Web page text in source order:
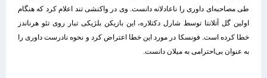
طی مصاحبه‌ای داوری را ناعادلانه دانست. وی در واکنشی تند اعلام کرد که هنگام
اولین گل آتلانتا توسط شارل د‌کتلاره، این بازیکن بلژیکی تبار روی تئو هرناندز
خطا کرده است. فونسکا در مورد این خطا اعتراض کرد و نحوه نادرست داوری را
به عنوان بی‌احترامی به میلان دانست.